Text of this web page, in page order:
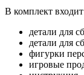
В комплект
детали для
детали для
фигурки
игровые